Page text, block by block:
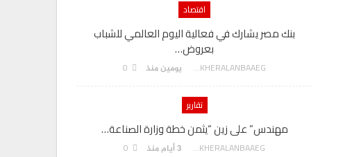
اقتصاد
بنك مصر يشارك في فعالية اليوم العالمي للشباب
بعروض…
AKHERALANBAAEG يومين منذ
تقارير
مهندس” على زين “يثمن خطة وزارة الصناعة…
AKHERALANBAAEG 3 أيام منذ